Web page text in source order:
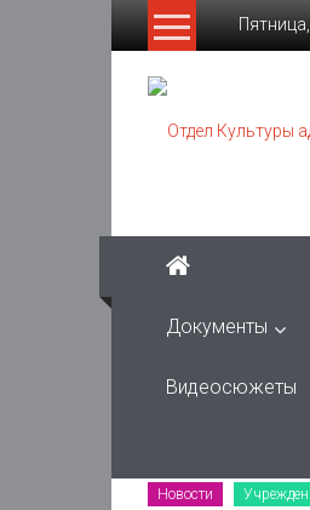
Отдел
Культуры
района
Муниципальное
Документы
Видеосюжеты
Новости